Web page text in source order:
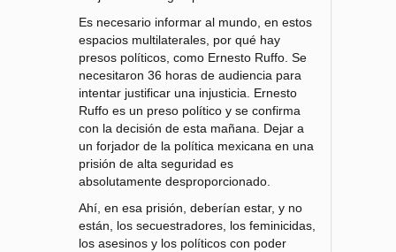
Es necesario informar al mundo, en estos
espacios multilaterales, por qué hay
presos políticos, como Ernesto Ruffo. Se
necesitaron 36 horas de audiencia para
intentar justificar una injusticia. Ernesto
Ruffo es un preso político y se confirma
con la decisión de esta mañana. Dejar a
un forjador de la política mexicana en una
prisión de alta seguridad es
absolutamente desproporcionado.
Ahí, en esa prisión, deberían estar, y no
están, los secuestradores, los feminicidas,
los asesinos y los políticos con poder